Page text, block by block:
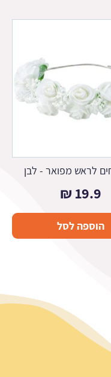
לראש מפואר - לבן
19.9
₪
הוספה לסל